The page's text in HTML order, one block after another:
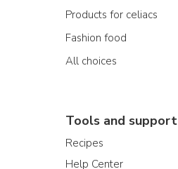
Products for celiacs
Fashion food
All choices
Tools and support
Recipes
Help Center